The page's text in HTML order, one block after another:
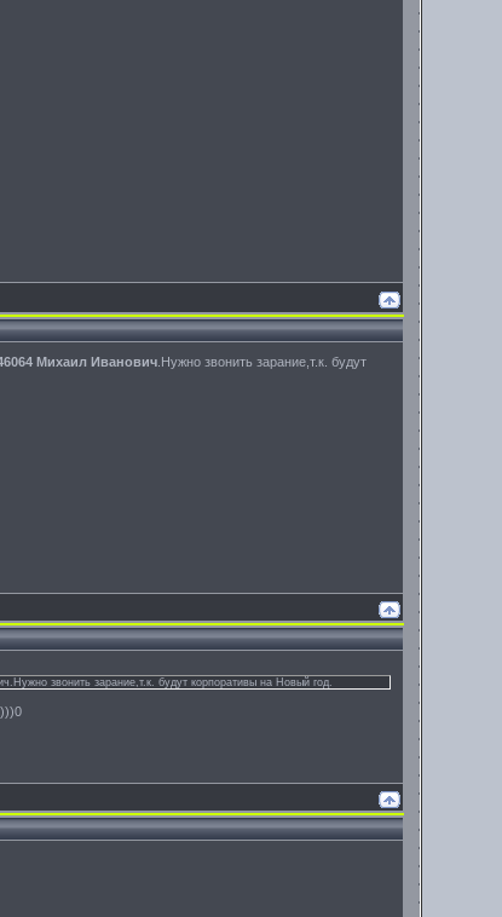
Михаил Иванович .Нужно звонить зарание,т.к. будут
звонить зарание,т.к. будут корпоративы на Новый год.